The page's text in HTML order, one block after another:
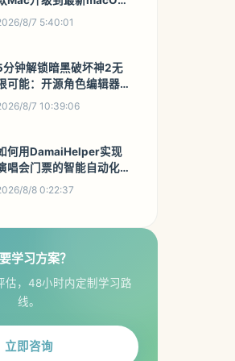
统 8/7 5:40:01
分钟解锁暗黑破坏神2无
可能：开源角色编辑器
Edit2完全指南
8/7 10:39:06
何用DamaiHelper实现
唱会门票的智能自动化
购：完整技术解决方案
8/8 0:22:37
学习方案？
估，48小时内定制学习路
线。
立即咨询